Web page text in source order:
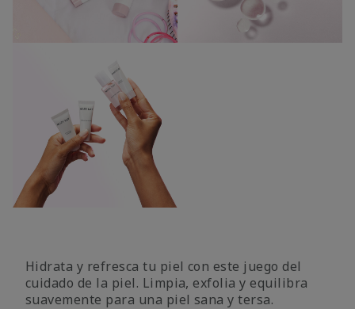
Hidrata y refresca tu piel con este juego del
cuidado de la piel. Limpia, exfolia y equilibra
suavemente para una piel sana y tersa.